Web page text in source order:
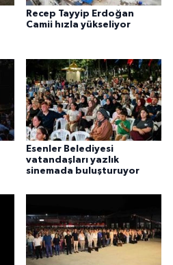
Recep Tayyip Erdoğan
Camii hızla yükseliyor
Esenler Belediyesi
vatandaşları yazlık
sinemada buluşturuyor